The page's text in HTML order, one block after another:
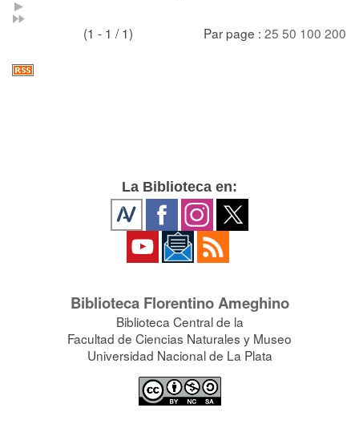
(1 - 1 / 1) Par page : 25 50 100 200
La Biblioteca en:
Biblioteca Florentino Ameghino
Biblioteca Central de la
Facultad de Ciencias Naturales y Museo
Universidad Nacional de La Plata